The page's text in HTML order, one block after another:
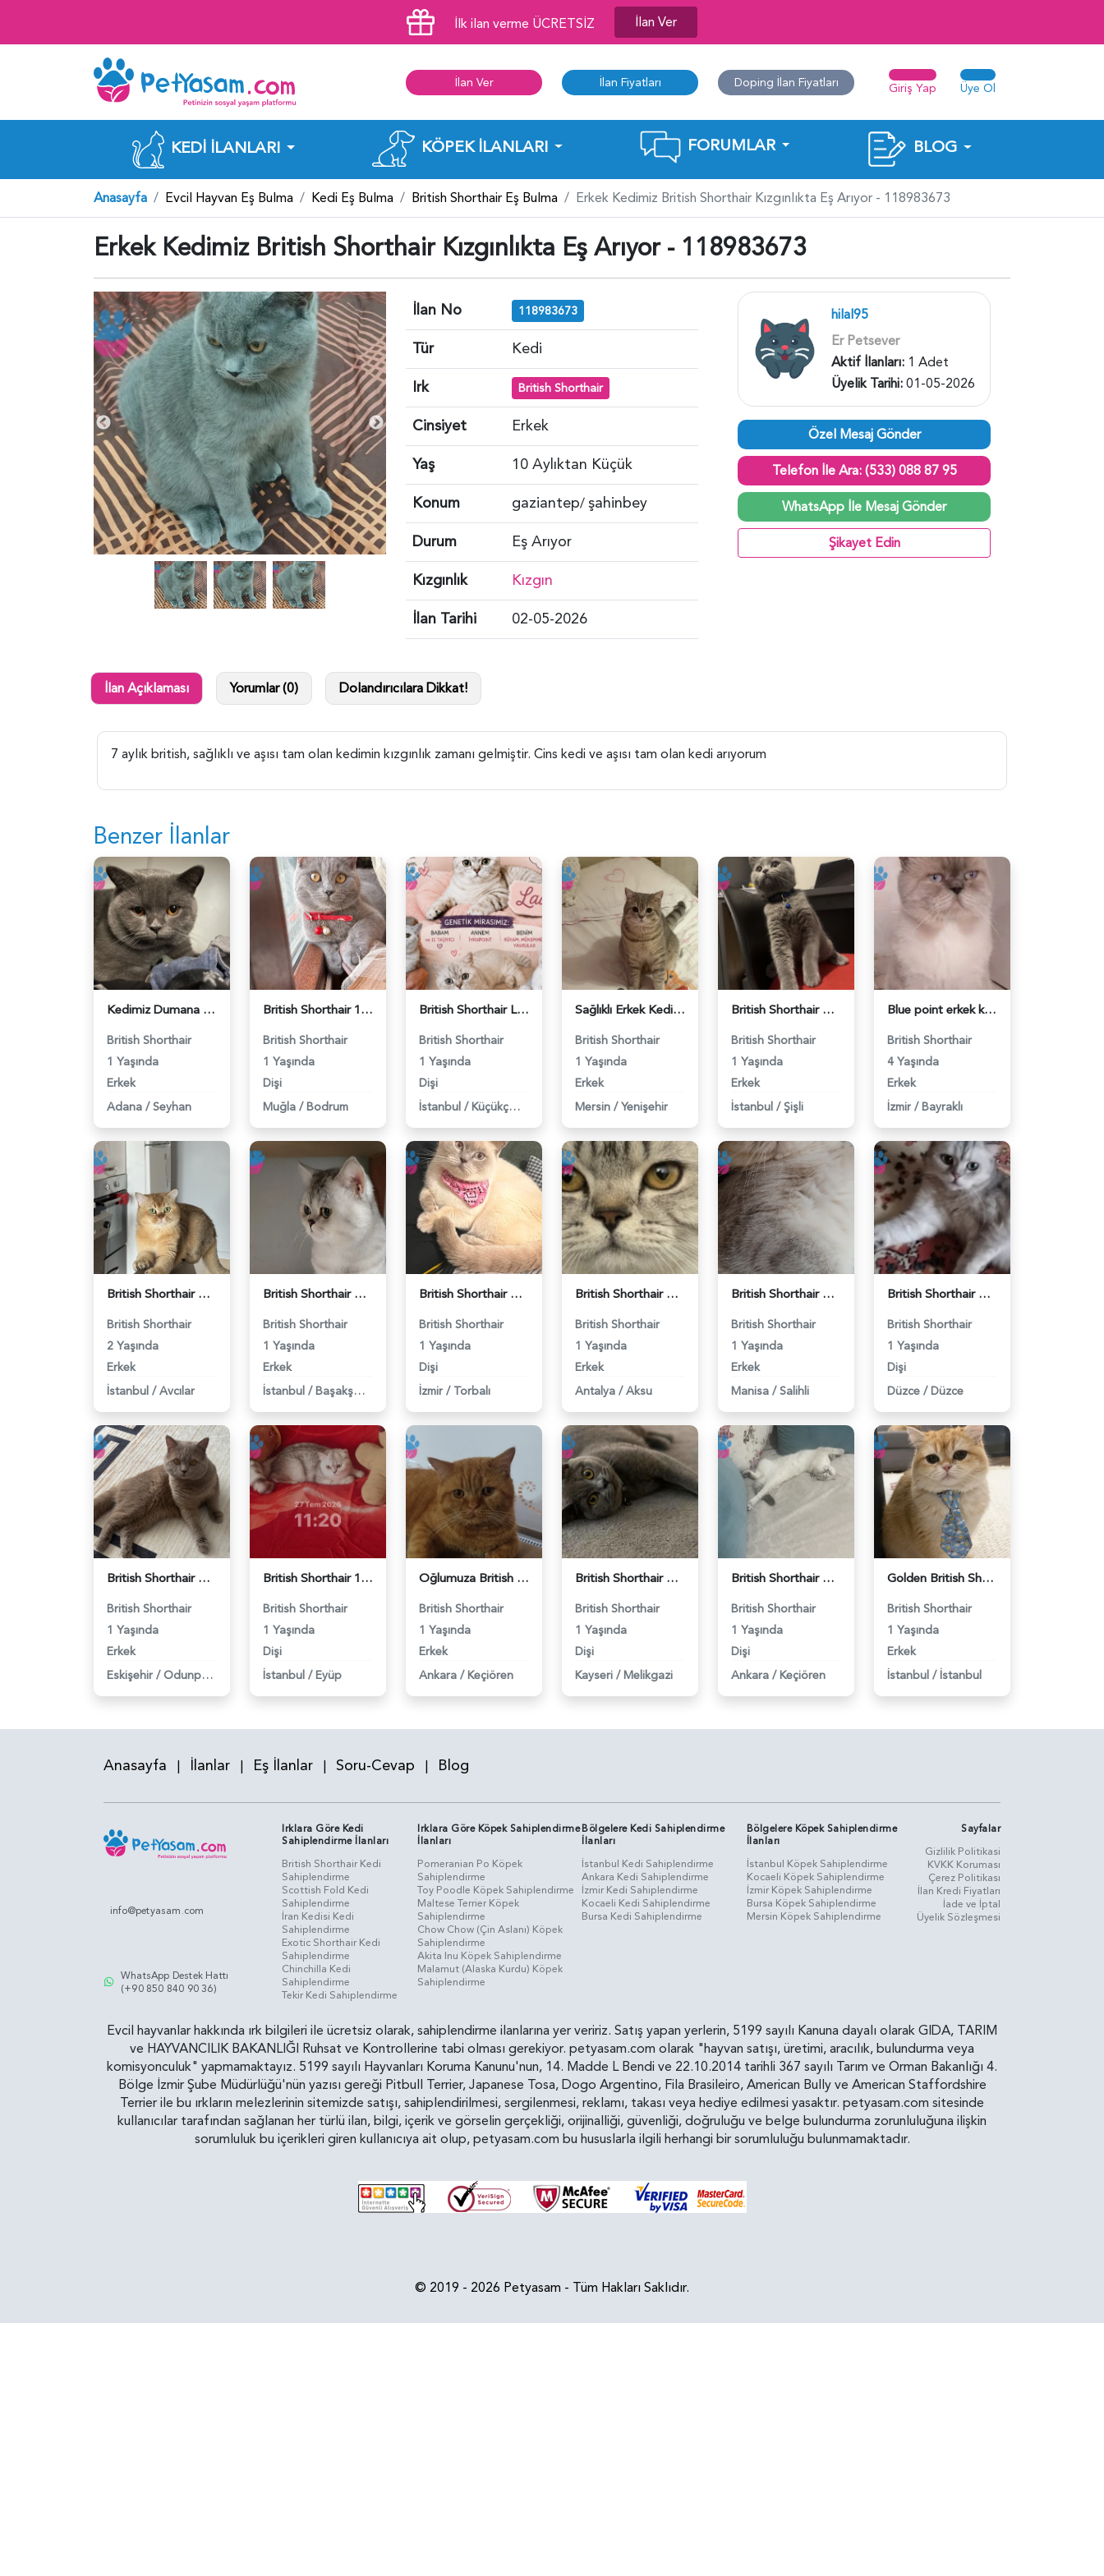
İlk ilan verme ÜCRETSİZ İlan Ver
İlan Ver İlan Fiyatları Doping İlan Fiyatları Giriş Yap Üye Ol
KEDI İLANLARI KÖPEK İLANLARI FORUMLAR BLOG
Anasayfa Evcil Hayvan Eş Bulma Kedi Eş Bulma British Shorthair Eş Bulma Erkek Kedimiz British Shorthair Kızgınlıkta Eş Arıyor - 118983673
Erkek Kedimiz British Shorthair Kızgınlıkta Eş Arıyor - 118983673
İlan No 118983673
Tür
Kedi
Irk
British Shorthair
Cinsiyet
Erkek
Yaş
10 Aylıktan Küçük
Konum
gaziantep/şahinbey
Durum
Eş Arıyor
Kızgınlık
Kızgın
İlan Tarihi
02-05-2026
hilal95
Er Petsever
Aktif İlanları: 1 Adet
Üyelik Tarihi:01-05-2026
Özel Mesaj Gönder
Telefon İle Ara: (533) 088 87 95
WhatsApp İle Mesaj Gönder
Şikayet Edin
İlan Açıklaması Yorumlar (0) Dolandırıcılara Dikkat!
7 aylık british, sağlıklı ve aşısı tam olan kedimin kızgınlık zamanı gelmiştir. Cins kedi ve aşısı tam olan kedi arıyorum
Benzer İlanlar
Kedimiz Dumana Dişi Eş arıyoruz - 118984658
British Shorthair
1 Yaşında
Erkek
Adana / Seyhan
British Shorthair 1 Yaşında Eş Arıyor - 118984662
British Shorthair
1 Yaşında
Dişi
Muğla / Bodrum
British Shorthair Lady kociş arıyor - 118984656
British Shorthair
1 Yaşında
Dişi
İstanbul / Küçükçekmece
Sağlıklı Erkek Kedi Bobi’ye Eş Aranıyor - 118984657
British Shorthair
1 Yaşında
Erkek
Mersin / Yenişehir
British Shorthair Ponçiğim Eş Arıyor - 118984654
British Shorthair
1 Yaşında
Erkek
İstanbul / Şişli
Blue point erkek kedimize dişi eş arıyoruz - 118984655
British Shorthair
4 Yaşında
Erkek
İzmir / Bayraklı
British Shorthair Erkek Kızgınlıkta - 118984651
British Shorthair
2 Yaşında
Erkek
İstanbul / Avcılar
British Shorthair Duma Eş Arıyorum - 118984650
British Shorthair
1 Yaşında
Erkek
İstanbul / Başakşehir
British Shorthair Kedime Eş Arıyorum - 118984649
British Shorthair
1 Yaşında
Dişi
İzmir / Torbalı
British Shorthair Damadımıza Gelin Arıyoruz - 118984627
British Shorthair
1 Yaşında
Erkek
Antalya / Aksu
British Shorthair Kedimize eş arıyoruz - 118984628
British Shorthair
1 Yaşında
Erkek
Manisa / Salihli
British Shorthair Güzel kızımıza eş arıyoruz - 118984633
British Shorthair
1 Yaşında
Dişi
Düzce / Düzce
British Shorthair Oğlumuza eş arıyoruz - 118984638
British Shorthair
1 Yaşında
Erkek
Eskişehir / Odunpazarı
British Shorthair 11 Aylık Kızım Eş Arıyor - 118984640
British Shorthair
1 Yaşında
Dişi
İstanbul / Eyüp
Oğlumuza British güzel dişi arıyoruz - 118984620
British Shorthair
1 Yaşında
Erkek
Ankara / Keçiören
British Shorthair Kızım Mila'ya eş arıyorum - 118984614
British Shorthair
1 Yaşında
Dişi
Kayseri / Melikgazi
British Shorthair Dişi Kedim Eş Arıyor - 118984618
British Shorthair
1 Yaşında
Dişi
Ankara / Keçiören
Golden British Shorthair 1 Yaşında Eş Arıyor - 118984604
British Shorthair
1 Yaşında
Erkek
İstanbul / İstanbul
Anasayfa | İlanlar | Eş İlanlar | Soru-Cevap | Blog
info@petyasam.com
WhatsApp Destek Hattı
(+90 850 840 90 36)
Irklara Göre Kedi
Sahiplendirme İlanları
British Shorthair Kedi
Sahiplendirme
Scottish Fold Kedi
Sahiplendirme
İran Kedisi Kedi
Sahiplendirme
Exotic Shorthair Kedi
Sahiplendirme
Chinchilla Kedi
Sahiplendirme
Tekir Kedi Sahiplendirme
Irklara Göre Köpek Sahiplendirme
İlanları
Pomeranian Po Köpek
Sahiplendirme
Toy Poodle Köpek Sahiplendirme
Maltese Terrier Köpek
Sahiplendirme
Chow Chow (Çin Aslanı) Köpek
Sahiplendirme
Akita Inu Köpek Sahiplendirme
Malamut (Alaska Kurdu) Köpek
Sahiplendirme
Bölgelere Kedi Sahiplendirme
İlanları
İstanbul Kedi Sahiplendirme
Ankara Kedi Sahiplendirme
İzmir Kedi Sahiplendirme
Kocaeli Kedi Sahiplendirme
Bursa Kedi Sahiplendirme
Bölgelere Köpek Sahiplendirme
İlanları
İstanbul Köpek Sahiplendirme
Kocaeli Köpek Sahiplendirme
İzmir Köpek Sahiplendirme
Bursa Köpek Sahiplendirme
Mersin Köpek Sahiplendirme
Sayfalar
Gizlilik Politikasi
KVKK Koruması
Çerez Politikası
İlan Kredi Fiyatları
İade ve İptal
Üyelik Sözleşmesi
Evcil hayvanlar hakkında ırk bilgileri ile ücretsiz olarak, sahiplendirme ilanlarına yer veririz. Satış yapan yerlerin, 5199 sayılı Kanuna dayalı olarak GIDA, TARIM
ve HAYVANCILIK BAKANLIĞI Ruhsat ve Kontrollerine tabi olması gerekiyor. petyasam.com olarak "hayvan satışı, üretimi, aracılık, bulundurma veya
komisyonculuk" yapmamaktayız. 5199 sayılı Hayvanları Koruma Kanunu'nun, 14. Madde L Bendi ve 22.10.2014 tarihli 367 sayılı Tarım ve Orman Bakanlığı 4.
Bölge İzmir Şube Müdürlüğü'nün yazısı gereği Pitbull Terrier, Japanese Tosa, Dogo Argentino, Fila Brasileiro, American Bully ve American Staffordshire
Terrier ile bu ırkların melezlerinin sitemizde satışı, sahiplendirilmesi, sergilenmesi, reklamı, takası veya hediye edilmesi yasaktır. petyasam.com sitesinde
kullanıcılar tarafından sağlanan her türlü ilan, bilgi, içerik ve görselin gerçekliği, orijinalliği, güvenliği, doğruluğu ve belge bulundurma zorunluluğuna ilişkin
sorumluluk bu içerikleri giren kullanıcıya ait olup, petyasam.com bu hususlarla ilgili herhangi bir sorumluluğu bulunmamaktadır.
© 2019 - 2026 Petyasam - Tüm Hakları Saklıdır.